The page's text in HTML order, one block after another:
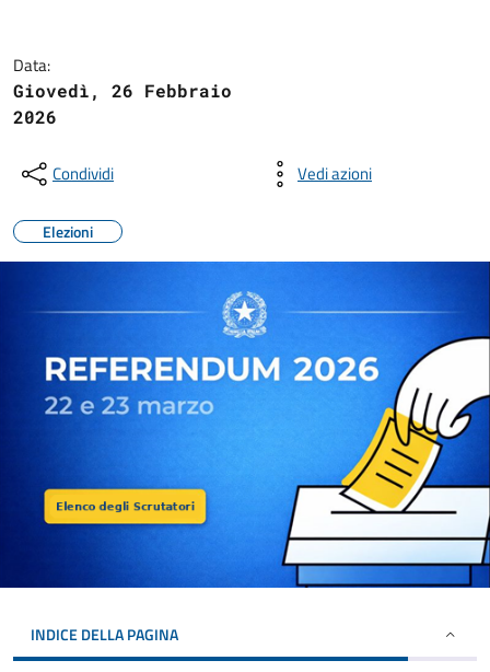
Data:
Giovedì, 26 Febbraio
2026
Condividi Vedi azioni
Elezioni
INDICE DELLA PAGINA